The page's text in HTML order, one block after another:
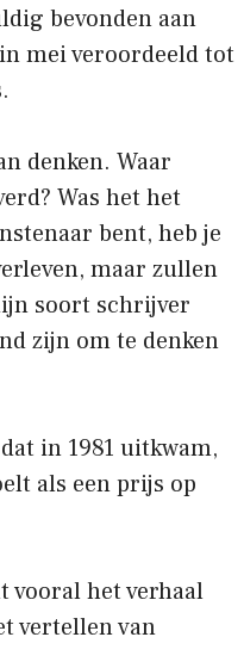
bevonden aan
mei veroordeeld tot
denken. Waar
Was het het
bent, heb je
maar zullen
soort schrijver
zijn om te denken
in 1981 uitkwam,
als een prijs op
vooral het verhaal
vertellen van